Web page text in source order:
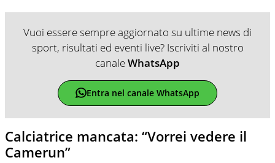
Vuoi essere sempre aggiornato su ultime news di
sport, risultati ed eventi live? Iscriviti al nostro
canaleWhatsApp
Entra nel canale WhatsApp
Calciatrice mancata: “Vorrei vedere il
Camerun”